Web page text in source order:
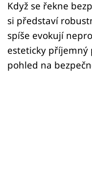
Když se řekne
si představí
spíše evokují
esteticky příjemný
pohled na